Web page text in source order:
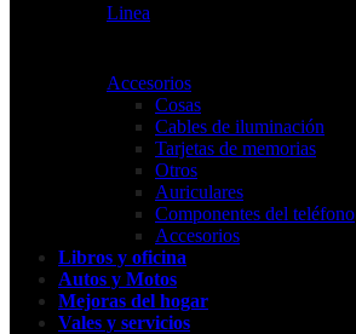
Linea
Accesorios
Cosas
Cables de iluminación
Tarjetas de memorias
Otros
Auriculares
Componentes del teléfono
Accesorios
Libros y oficina
Autos y Motos
Mejoras del hogar
Vales y servicios